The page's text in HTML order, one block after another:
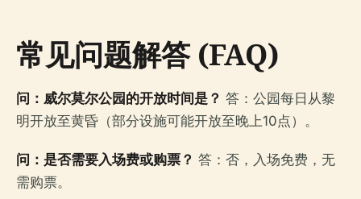
常见问题解答 (FAQ)
问：威尔莫尔公园的开放时间是？ 答：公园每日从黎
明开放至黄昏（部分设施可能开放至晚上10点）。
问：是否需要入场费或购票？ 答：否，入场免费，无
需购票。